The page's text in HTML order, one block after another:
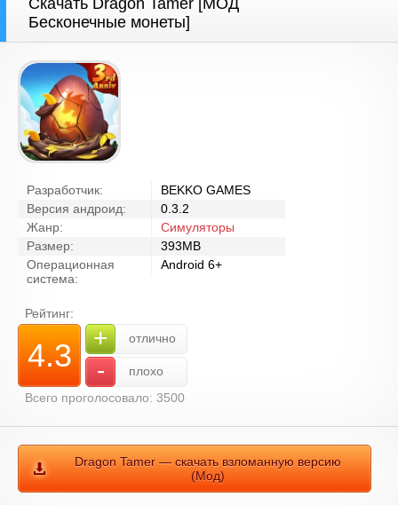
Скачать Dragon Tamer [МОД
Бесконечные монеты]
Разработчик:
BEKKO GAMES
Версия андроид:
0.3.2
Жанр:
Симуляторы
Размер:
393MB
Операционная
система:
Android 6+
Рейтинг:
4.3 + отлично
-
плохо
Всего проголосовало: 3500
Dragon Tamer — скачать взломанную версию
(Мод)